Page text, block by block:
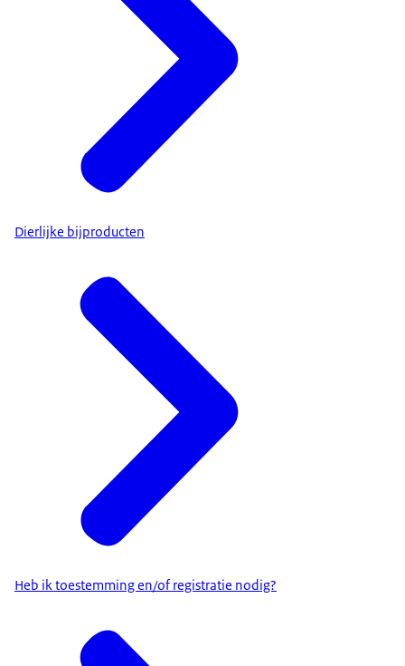
Dierlijke bijproducten
Heb ik toestemming en/of registratie nodig?